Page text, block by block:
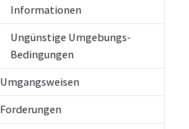
Informationen
Ungünstige Umgebungs-
Bedingungen
Umgangsweisen
Forderungen